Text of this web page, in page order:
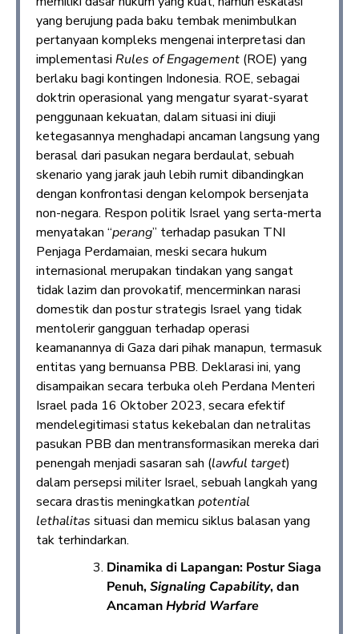
yang berujung pada baku tembak menimbulkan
pertanyaan kompleks mengenai interpretasi dan
implementasi Rules of Engagement (ROE) yang
berlaku bagi kontingen Indonesia. ROE, sebagai
doktrin operasional yang mengatur syarat-syarat
penggunaan kekuatan, dalam situasi ini diuji
ketegasannya menghadapi ancaman langsung yang
berasal dari pasukan negara berdaulat, sebuah
skenario yang jarak jauh lebih rumit dibandingkan
dengan konfrontasi dengan kelompok bersenjata
non-negara. Respon politik Israel yang serta-merta
menyatakan “perang” terhadap pasukan TNI
Penjaga Perdamaian, meski secara hukum
internasional merupakan tindakan yang sangat
tidak lazim dan provokatif, mencerminkan narasi
domestik dan postur strategis Israel yang tidak
mentolerir gangguan terhadap operasi
keamanannya di Gaza dari pihak manapun, termasuk
entitas yang bernuansa PBB. Deklarasi ini, yang
disampaikan secara terbuka oleh Perdana Menteri
Israel pada 16 Oktober 2023, secara efektif
mendelegitimasi status kekebalan dan netralitas
pasukan PBB dan mentransformasikan mereka dari
penengah menjadi sasaran sah (lawful target)
dalam persepsi militer Israel, sebuah langkah yang
secara drastis meningkatkan potential
lethalitas situasi dan memicu siklus balasan yang
tak terhindarkan.
Dinamika di Lapangan: Postur Siaga
Penuh,Signaling Capability, dan
AncamanHybrid Warfare